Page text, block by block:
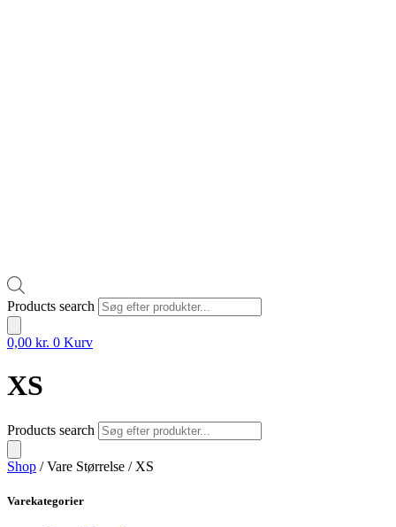
Products search
0,00 kr. 0 Kurv
XS
Products search
Shop / Vare Størrelse / XS
Varekategorier